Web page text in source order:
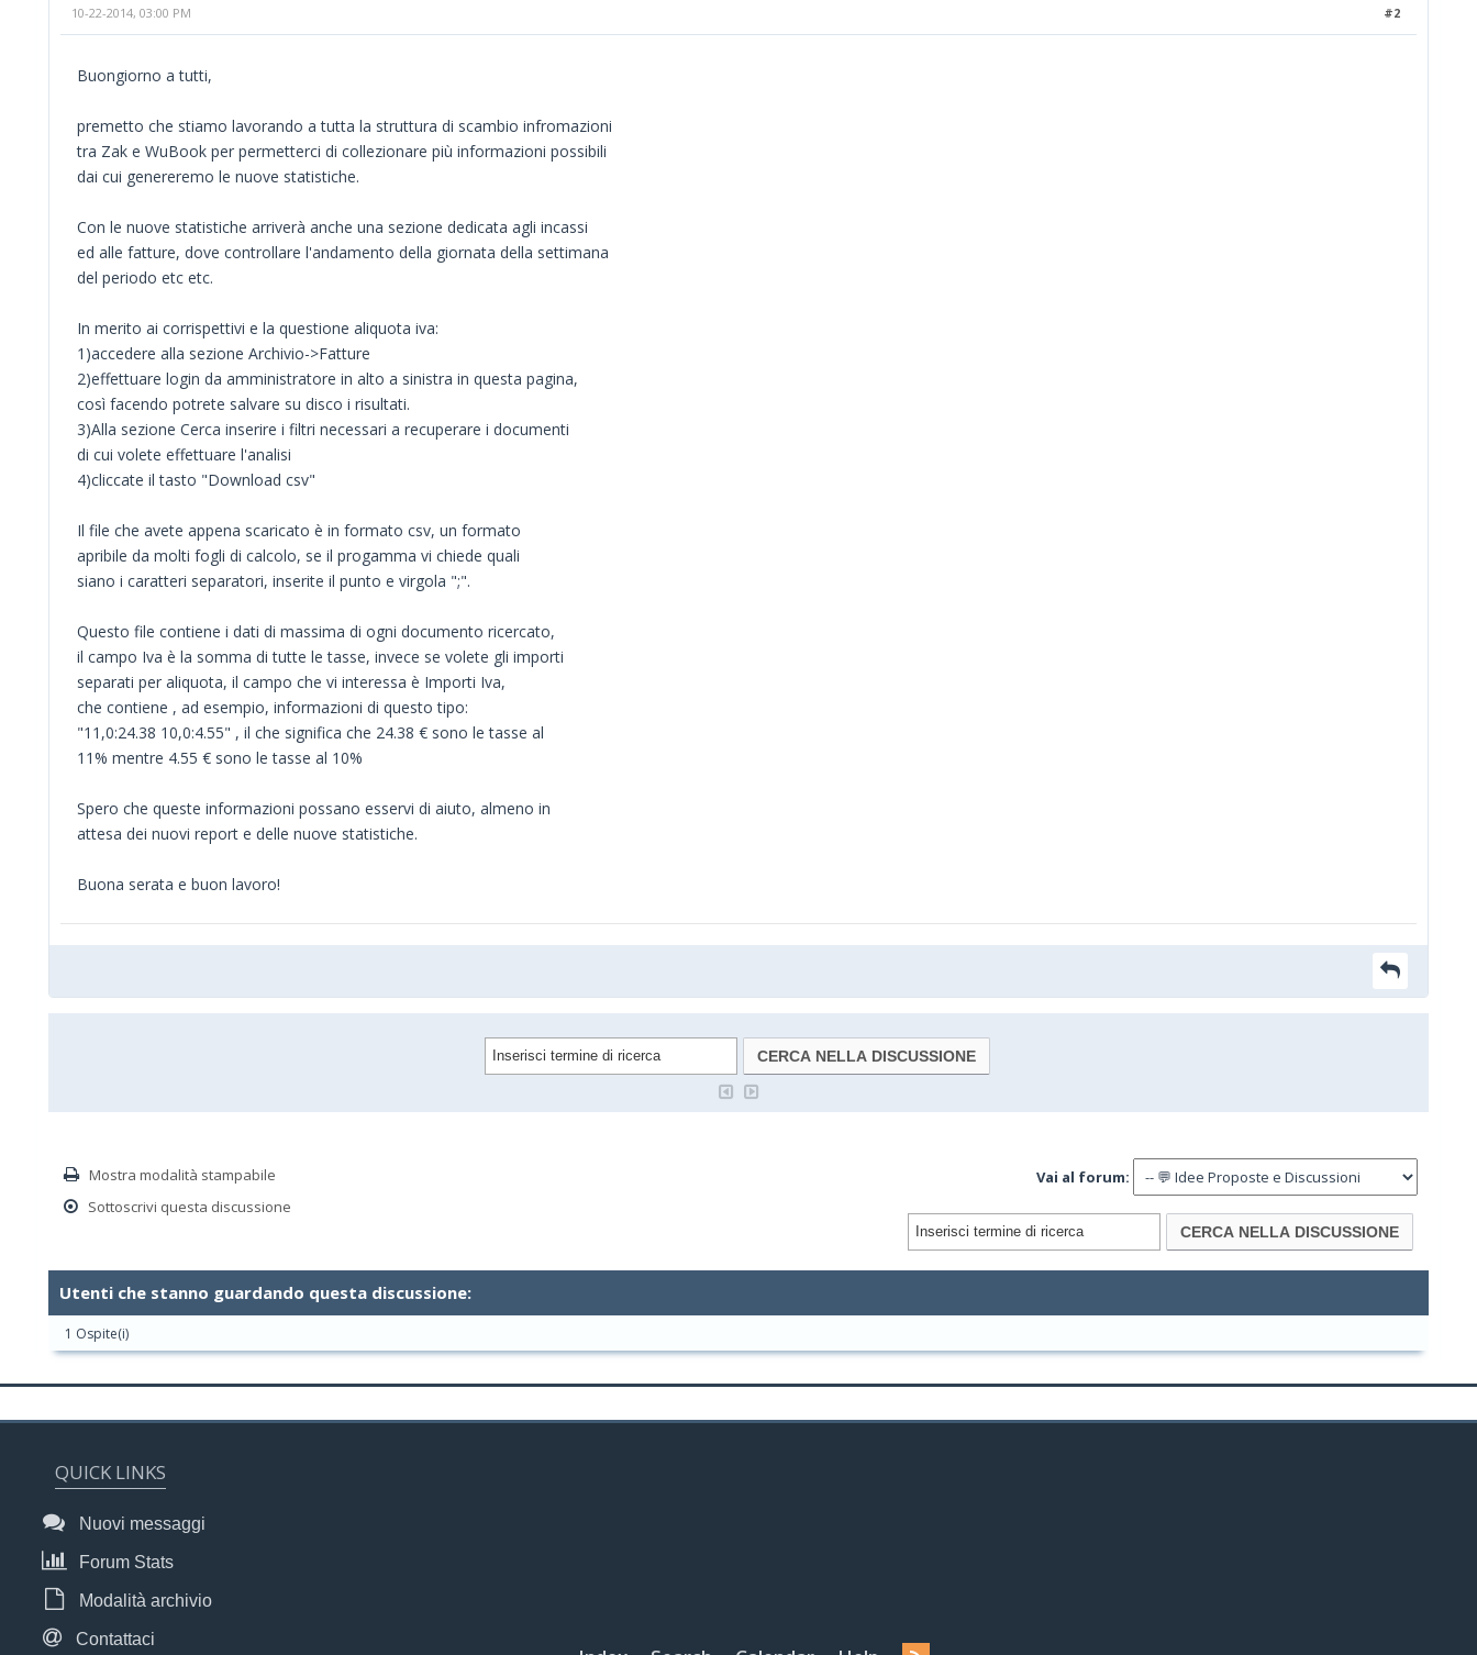
#2
10-22-2014, 03:00 PM
Buongiorno a tutti,
premetto che stiamo lavorando a tutta la struttura di scambio infromazioni
tra Zak e WuBook per permetterci di collezionare più informazioni possibili
dai cui genereremo le nuove statistiche.
Con le nuove statistiche arriverà anche una sezione dedicata agli incassi
ed alle fatture, dove controllare l'andamento della giornata della settimana
del periodo etc etc.
In merito ai corrispettivi e la questione aliquota iva:
1)accedere alla sezione Archivio->Fatture
2)effettuare login da amministratore in alto a sinistra in questa pagina,
così facendo potrete salvare su disco i risultati.
3)Alla sezione Cerca inserire i filtri necessari a recuperare i documenti
di cui volete effettuare l'analisi
4)cliccate il tasto "Download csv"
Il file che avete appena scaricato è in formato csv, un formato
apribile da molti fogli di calcolo, se il progamma vi chiede quali
siano i caratteri separatori, inserite il punto e virgola ";".
Questo file contiene i dati di massima di ogni documento ricercato,
il campo Iva è la somma di tutte le tasse, invece se volete gli importi
separati per aliquota, il campo che vi interessa è Importi Iva,
che contiene , ad esempio, informazioni di questo tipo:
"11,0:24.38 10,0:4.55" , il che significa che 24.38 € sono le tasse al
11% mentre 4.55 € sono le tasse al 10%
Spero che queste informazioni possano esservi di aiuto, almeno in
attesa dei nuovi report e delle nuove statistiche.
Buona serata e buon lavoro!
Mostra modalità stampabile
Sottoscrivi questa discussione
Vai al forum:
Utenti che stanno guardando questa discussione:
1 Ospite(i)
QUICK LINKS
Nuovi messaggi
Forum Stats
Modalità archivio
Contattaci